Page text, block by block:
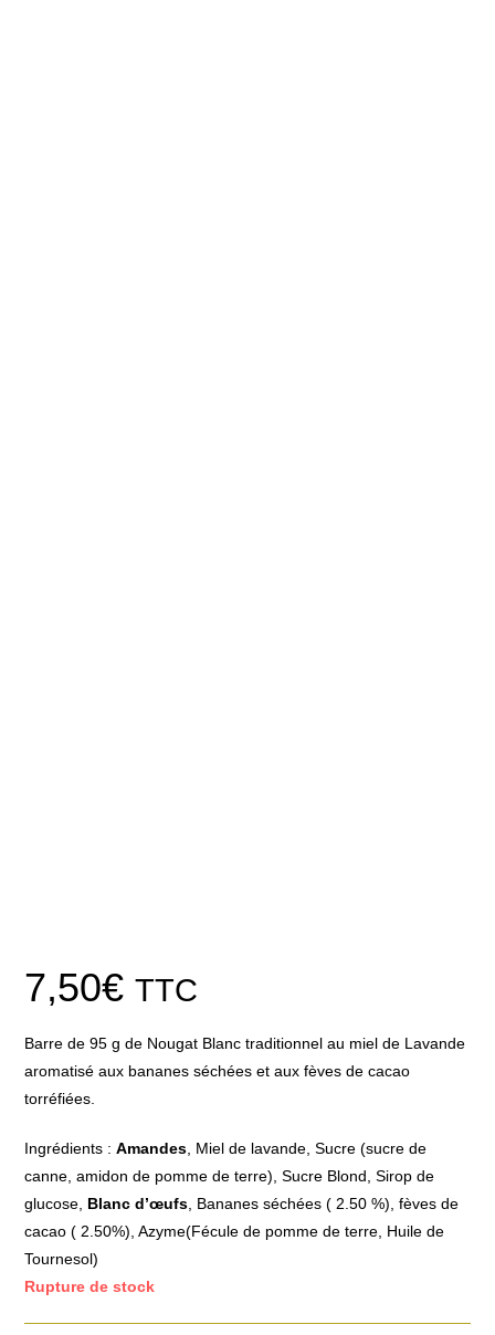
7,50€ TTC
Barre de 95 g de Nougat Blanc traditionnel au miel de Lavande
aromatisé aux bananes séchées et aux fèves de cacao
torréfiées.
Ingrédients :Amandes , Miel de lavande, Sucre (sucre de
canne, amidon de pomme de terre), Sucre Blond, Sirop de
glucose, Blanc d’œufs , Bananes séchées ( 2.50 %), fèves de
cacao ( 2.50%), Azyme(Fécule de pomme de terre, Huile de
Tournesol)
Rupture de stock